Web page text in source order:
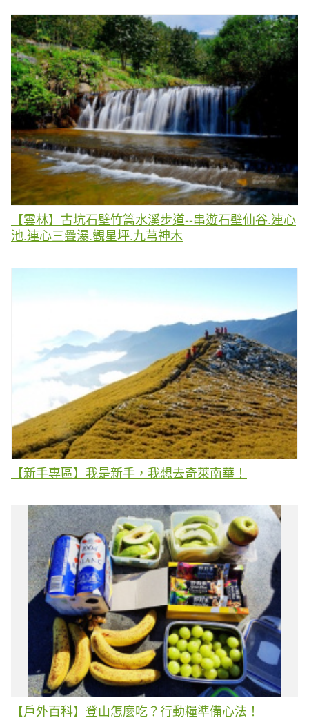
【雲林】古坑石壁竹篙水溪步道--串遊石壁仙谷.連心
池.連心三疊瀑.觀星坪.九芎神木
【新手專區】我是新手，我想去奇萊南華！
【戶外百科】登山怎麼吃？行動糧準備心法！